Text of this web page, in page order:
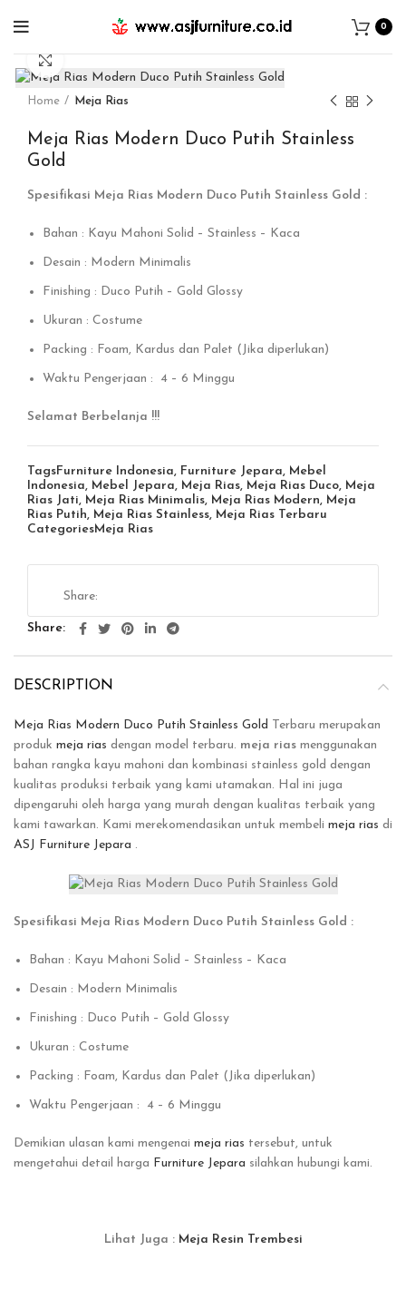
0
Home Meja Rias
Meja Rias Modern Duco Putih Stainless
Gold
Spesifikasi Meja Rias Modern Duco Putih Stainless Gold :
Bahan : Kayu Mahoni Solid – Stainless – Kaca
Desain : Modern Minimalis
Finishing : Duco Putih – Gold Glossy
Ukuran : Costume
Packing : Foam, Kardus dan Palet (Jika diperlukan)
Waktu Pengerjaan : 4 – 6 Minggu
Selamat Berbelanja !!!
TagsFurniture Indonesia, Furniture Jepara, Mebel
Indonesia, Mebel Jepara, Meja Rias, Meja Rias Duco, Meja
Rias Jati, Meja Rias Minimalis, Meja Rias Modern, Meja
Rias Putih, Meja Rias Stainless, Meja Rias Terbaru
CategoriesMeja Rias
Share
DESCRIPTION
Meja Rias Modern Duco Putih Stainless Gold Terbaru merupakan
produk meja rias dengan model terbaru. meja rias menggunakan
bahan rangka kayu mahoni dan kombinasi stainless gold dengan
kualitas produksi terbaik yang kami utamakan. Hal ini juga
dipengaruhi oleh harga yang murah dengan kualitas terbaik yang
kami tawarkan. Kami merekomendasikan untuk membeli meja rias di
ASJ Furniture Jepara .
Spesifikasi Meja Rias Modern Duco Putih Stainless Gold :
Bahan : Kayu Mahoni Solid – Stainless – Kaca
Desain : Modern Minimalis
Finishing : Duco Putih – Gold Glossy
Ukuran : Costume
Packing : Foam, Kardus dan Palet (Jika diperlukan)
Waktu Pengerjaan : 4 – 6 Minggu
Demikian ulasan kami mengenai meja rias tersebut, untuk
mengetahui detail harga Furniture Jepara silahkan hubungi kami.
Lihat Juga : Meja Resin Trembesi